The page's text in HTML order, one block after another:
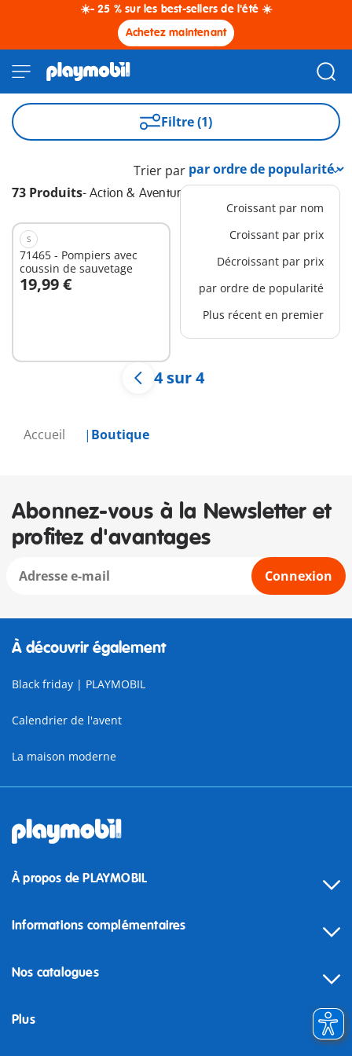
☀️- 25 % sur les best-sellers de l'été ☀️
Achetez maintenant
Accueil Boutique
Filtre (1)
73 Produits- Action & Aventure
Trier par
Croissant par nom
Croissant par prix
Décroissant par prix
par ordre de popularité
Plus récent en premier
S
71465 - Pompiers avec
coussin de sauvetage
19,99 €
Au panier
4 sur 4
Abonnez-vous à la Newsletter et
profitez d'avantages
Connexion
À découvrir également
Black friday | PLAYMOBIL
Calendrier de l'avent
La maison moderne
À propos de PLAYMOBIL
Informations complémentaires
Nos catalogues
Plus